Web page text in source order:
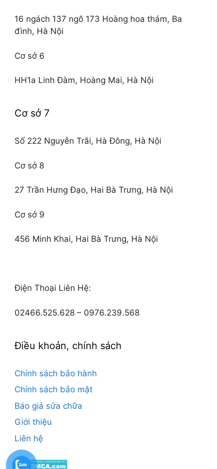
16 ngách 137 ngõ 173 Hoàng hoa thám, Ba
đình, Hà Nội
Cơ sở 6
HH1a Linh Đàm, Hoàng Mai, Hà Nội
Cơ sở 7
Số 222 Nguyễn Trãi, Hà Đông, Hà Nội
Cơ sở 8
27 Trần Hưng Đạo, Hai Bà Trưng, Hà Nội
Cơ sở 9
456 Minh Khai, Hai Bà Trưng, Hà Nội
Điện Thoại Liên Hệ:
02466.525.628 – 0976.239.568
Điều khoản, chính sách
Chính sách bảo hành
Chính sách bảo mật
Báo giá sửa chữa
Giới thiệu
Liên hệ